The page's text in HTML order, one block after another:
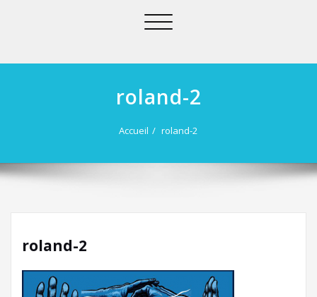
Afficher/masquer
roland-2
Accueil roland-2
roland-2